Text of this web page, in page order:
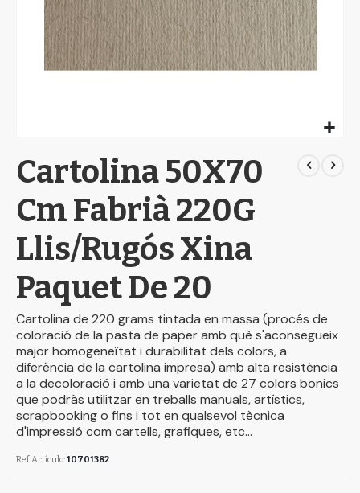
to
the
of
images
gallery
Cartolina 50X70
Cm Fabrià 220G
Llis/Rugós Xina
Paquet De 20
Cartolina de 220 grams tintada en massa (procés de
coloració de la pasta de paper amb què s'aconsegueix
major homogeneïtat i durabilitat dels colors, a
diferència de la cartolina impresa) amb alta resistència
a la decoloració i amb una varietat de 27 colors bonics
que podràs utilitzar en treballs manuals, artístics,
scrapbooking o fins i tot en qualsevol tècnica
d'impressió com cartells, grafiques, etc...
Ref.Artículo 10701382